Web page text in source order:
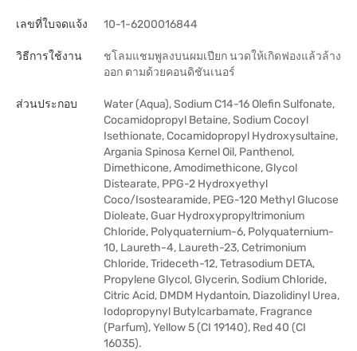
เลขที่ใบจดแจ้ง 10-1-6200016844
วิธีการใช้งาน
ชโลมแชมพูลงบนผมเปียก นวดให้เกิดฟองแล้วล้าง
ออก ตามด้วยคอนดิชันเนอร์
ส่วนประกอบ
Water (Aqua), Sodium C14-16 Olefin Sulfonate,
Cocamidopropyl Betaine, Sodium Cocoyl
Isethionate, Cocamidopropyl Hydroxysultaine,
Argania Spinosa Kernel Oil, Panthenol,
Dimethicone, Amodimethicone, Glycol
Distearate, PPG-2 Hydroxyethyl
Coco/Isostearamide, PEG-120 Methyl Glucose
Dioleate, Guar Hydroxypropyltrimonium
Chloride, Polyquaternium-6, Polyquaternium-
10, Laureth-4, Laureth-23, Cetrimonium
Chloride, Trideceth-12, Tetrasodium DETA,
Propylene Glycol, Glycerin, Sodium Chloride,
Citric Acid, DMDM Hydantoin, Diazolidinyl Urea,
Iodopropynyl Butylcarbamate, Fragrance
(Parfum), Yellow 5 (CI 19140), Red 40 (CI
16035).